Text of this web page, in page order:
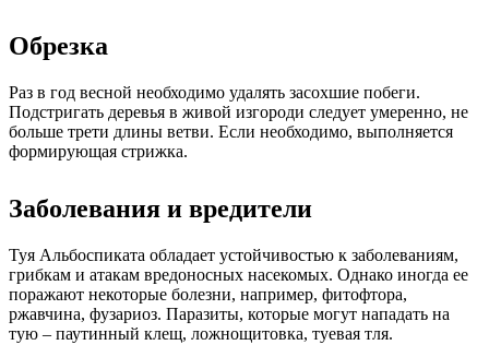
Обрезка
Раз в год весной необходимо удалять засохшие побеги.
Подстригать деревья в живой изгороди следует умеренно, не
больше трети длины ветви. Если необходимо, выполняется
формирующая стрижка.
Заболевания и вредители
Туя Альбоспиката обладает устойчивостью к заболеваниям,
грибкам и атакам вредоносных насекомых. Однако иногда ее
поражают некоторые болезни, например, фитофтора,
ржавчина, фузариоз. Паразиты, которые могут нападать на
тую – паутинный клещ, ложнощитовка, туевая тля.